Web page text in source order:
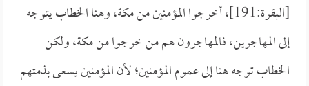
[البقرة:191]، أخرجوا المؤمنين من مكة، وهنا الخطاب يتوجه
إلى المهاجرين، فالمهاجرون هم من خرجوا من مكة، ولكن
الخطاب توجه هنا إلى عموم المؤمنين؛ لأن المؤمنين يسعى بذمتهم